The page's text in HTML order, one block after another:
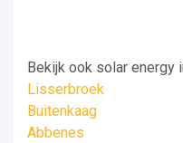
Bekijk ook solar energy
Lisserbroek
Buitenkaag
Abbenes